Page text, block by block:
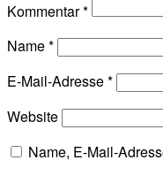
Kommentar*
Name*
E-Mail-Adresse*
Website
Name, E-Mail-